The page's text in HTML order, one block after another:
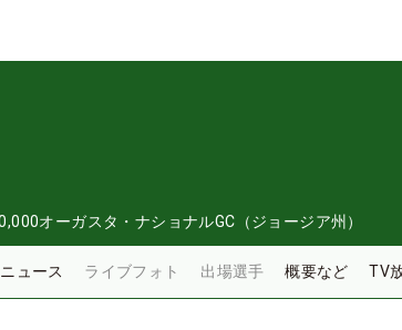
オーガスタ・ナショナルGC（ジョージア州）
ニュース ライブフォト 出場選手 概要など TV